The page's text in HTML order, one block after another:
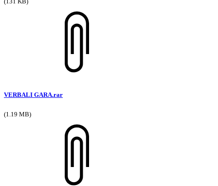
VERBALI GARA.rar
(1.19 MB)